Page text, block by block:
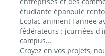
étudiante épanouie
Ecofac animent l'année
fédérateurs : journées
campus...
Croyez en vos projets,